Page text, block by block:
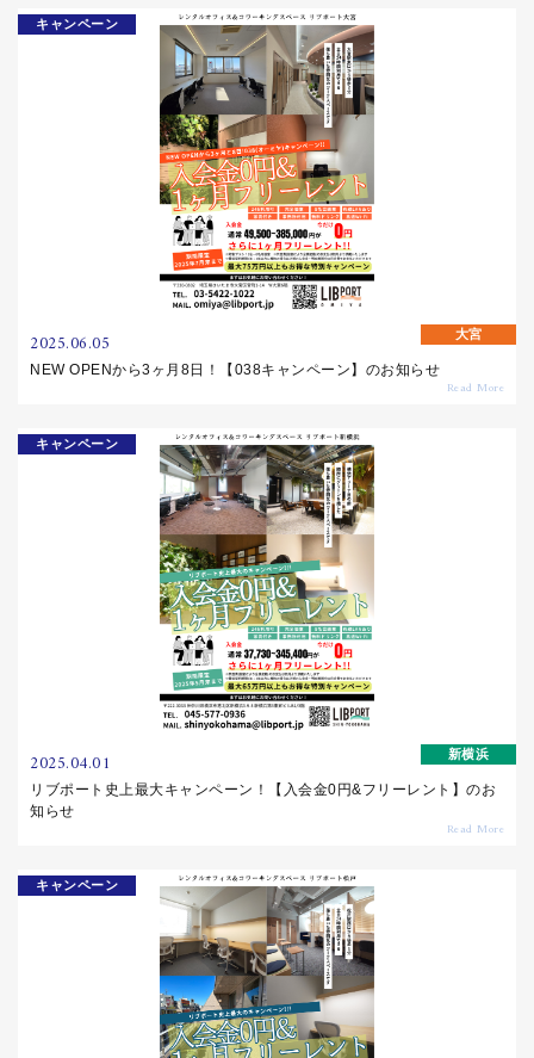
キャンペーン
大宮
2025.06.05
NEW OPENから3ヶ月8日！【038キャンペーン】のお知らせ
キャンペーン
新横浜
2025.04.01
リブポート史上最大キャンペーン！【入会金0円&フリーレント】のお
知らせ
キャンペーン